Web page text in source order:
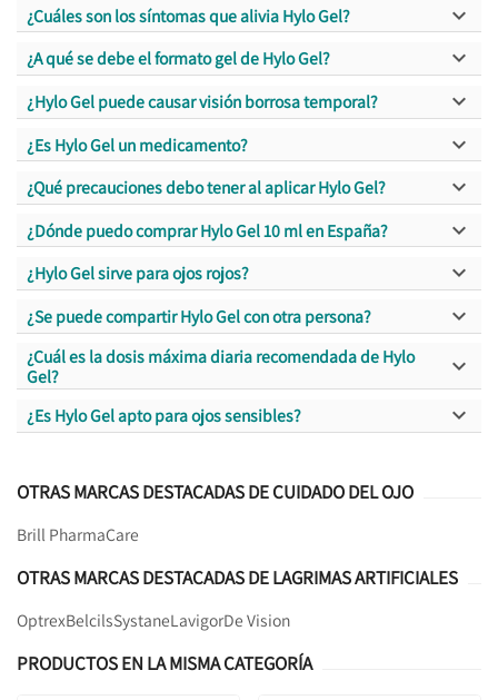
¿Cuáles son los síntomas que alivia Hylo Gel? 
¿A qué se debe el formato gel de Hylo Gel? 
¿Hylo Gel puede causar visión borrosa temporal? 
¿Es Hylo Gel un medicamento? 
¿Qué precauciones debo tener al aplicar Hylo Gel? 
¿Dónde puedo comprar Hylo Gel 10 ml en España? 
¿Hylo Gel sirve para ojos rojos? 
¿Se puede compartir Hylo Gel con otra persona? 
¿Cuál es la dosis máxima diaria recomendada de Hylo
Gel?

¿Es Hylo Gel apto para ojos sensibles? 
OTRAS MARCAS DESTACADAS DE CUIDADO DEL OJO
Brill PharmaCare
OTRAS MARCAS DESTACADAS DE LAGRIMAS ARTIFICIALES
OptrexBelcilsSystaneLavigorDe Vision
PRODUCTOS EN LA MISMA CATEGORÍA